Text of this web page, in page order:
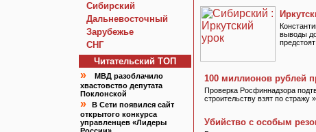
Сибирский
Дальневосточный
Зарубежье
СНГ
Читательский TOП
»
МВД разоблачило
хвастовство депутата
Поклонской
»
В Сети появился сайт
открытого конкурса
управленцев «Лидеры
выводы
100 миллионов рублей
Проверка Росфиннадзора
строительству взят по стражу
Убийство с особым